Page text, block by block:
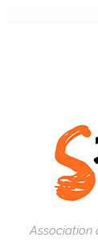
Association